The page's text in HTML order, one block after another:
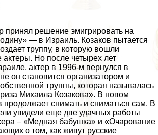
принял решение эмигрировать на
— в Израиль. Козаков пытается
труппу, в которую вошли
Но после четырех лет
актер в 1996-м вернулся в
он становится организатором и
труппы, которая называлась
Михаила Козакова». В новом
продолжает снимать и сниматься сам. В
увидели еще две удачных работы
– «Медная бабушка» и «Очарование
о том, как живут русские